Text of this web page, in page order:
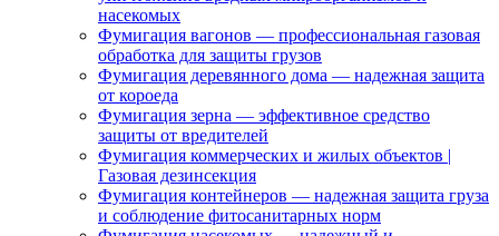
насекомых
Фумигация вагонов — профессиональная газовая
обработка для защиты грузов
Фумигация деревянного дома — надежная защита
от короеда
Фумигация зерна — эффективное средство
защиты от вредителей
Фумигация коммерческих и жилых объектов |
Газовая дезинсекция
Фумигация контейнеров — надежная защита груза
и соблюдение фитосанитарных норм